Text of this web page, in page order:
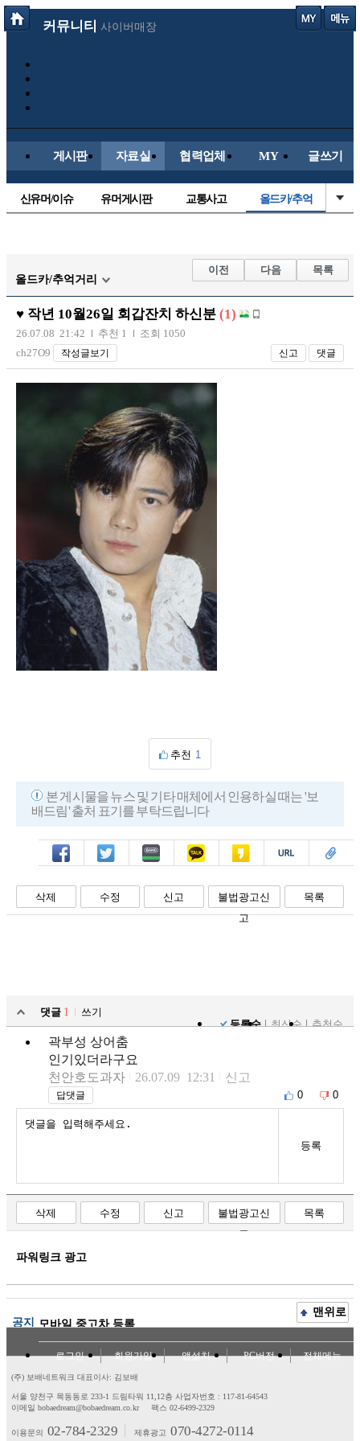
커뮤니티 사이버매장
게시판 자료실 협력업체 MY 글쓰기
신유머/이슈 유머게시판 교통사고 올드카/추억
레이싱모델 자유사진
군사/무기 트럭/버스
장착시공사진
올드카/추억거리
이전 다음 목록
♥ 작년 10월26일 회갑잔치 하신분 (1)
26.07.08 21:42 추천 1
조회 1050
ch27O9
작성글보기 신고 댓글
추천 1
본 게시물을 뉴스 및 기타 매체에서 인용하실 때는 '보
배드림' 출처 표기를 부탁드립니다
페북 트윗 밴드 카톡 카스 복사 스크랩
삭제 수정 신고
불법광고신
고
목록
댓글 1
쓰기
등록순
최신순 추천순
곽부성 상어춤
인기있더라구요
천안호도과자
26.07.09 12:31 신고
답댓글 0 0
등록
삭제 수정 신고
불법광고신
고
목록
파워링크 광고
공지 모바일 중고차 등록
맨위로
로그인 회원가입 앱설치 PC버전 전체메뉴
(주) 보배네트워크 대표이사: 김보배
서울 양천구 목동동로 233-1 드림타워 11,12층 사업자번호 : 117-81-64543
이메일 bobaedream@bobaedream.co.kr
팩스 02-6499-2329
이용문의 02-784-2329 제휴광고 070-4272-0114